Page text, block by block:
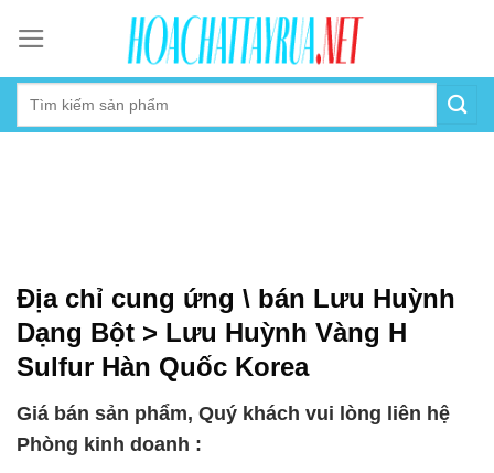
content
Địa chỉ cung ứng \ bán Lưu Huỳnh
Dạng Bột > Lưu Huỳnh Vàng H
Sulfur Hàn Quốc Korea
Giá bán sản phẩm, Quý khách vui lòng liên hệ
Phòng kinh doanh :